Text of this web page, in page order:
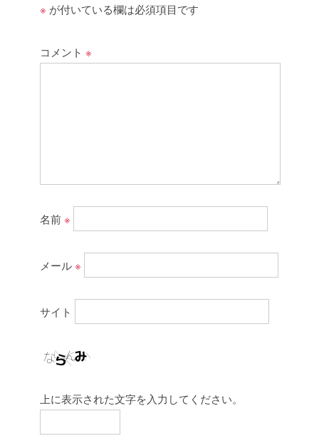
※ が付いている欄は必須項目です
コメント ※
名前※
メール※
サイト
上に表示された文字を入力してください。